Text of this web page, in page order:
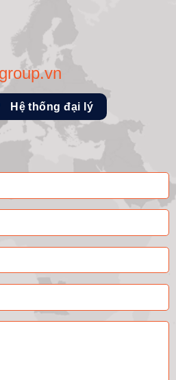
Hệ thống đại lý